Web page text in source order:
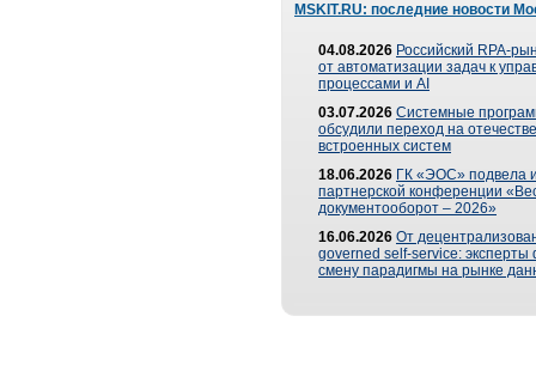
MSKIT.RU: последние новости
04.08.2026 Российский RPA-
от автоматизации задач к
процессами и AI
03.07.2026 Системные
обсудили переход на
встроенных систем
18.06.2026 ГК «ЭОС» подвела
партнерской конференции
документооборот – 2026»
16.06.2026 От
governed self-service: эксперты
смену парадигмы на рынке